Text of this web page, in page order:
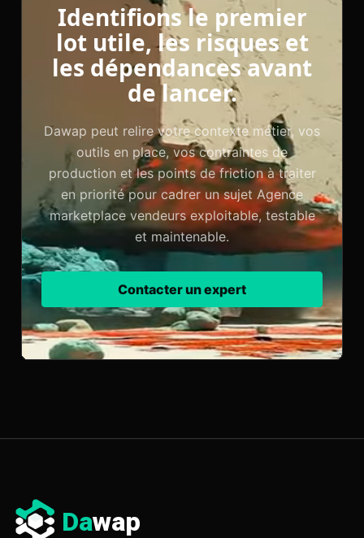
Identifions le premier
lot utile, les risques et
les dépendances avant
de lancer.
Dawap peut relire votre contexte métier, vos
outils en place, vos contraintes de
production et les points de friction à traiter
en priorité pour cadrer un sujet Agence
marketplace vendeurs exploitable, testable
et maintenable.
Contacter un expert
Dawap